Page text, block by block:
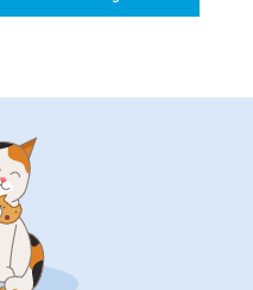
nyhetsbrev